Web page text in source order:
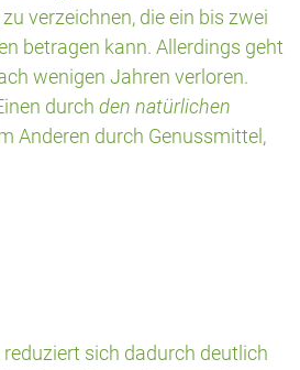
verzeichnen, die ein bis zwei
betragen kann. Allerdings geht
wenigen Jahren verloren.
durch den natürlichen
Anderen durch Genussmittel,
sich dadurch deutlich